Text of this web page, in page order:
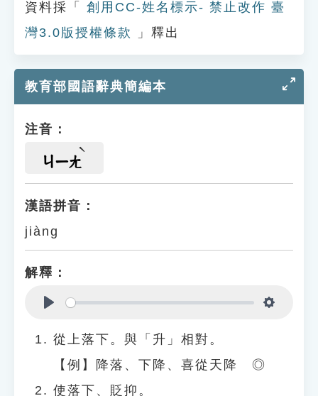
資料採「
創用CC-姓名標示- 禁止改作 臺
灣3.0版授權條款
」釋出
教育部國語辭典簡編本
注音：
ㄐㄧㄤ
漢語拼音：
jiàng
解釋：
從上落下。與「升」相對。
【例】降落、下降、喜從天降 ◎
使落下、貶抑。